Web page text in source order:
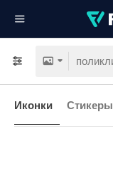
Иконки Стикеры